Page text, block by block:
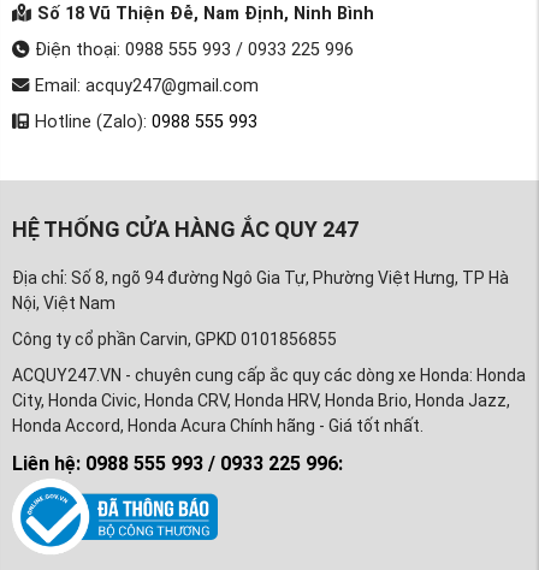
Số 18 Vũ Thiện Đễ, Nam Định, Ninh Bình
Điện thoại: 0988 555 993 / 0933 225 996
Email: acquy247@gmail.com
Hotline (Zalo): 0988 555 993
HỆ THỐNG CỬA HÀNG ẮC QUY 247
Địa chỉ: Số 8, ngõ 94 đường Ngô Gia Tự, Phường Việt Hưng, TP Hà
Nội, Việt Nam
Công ty cổ phần Carvin, GPKD 0101856855
ACQUY247.VN - chuyên cung cấp ắc quy các dòng xe Honda: Honda
City, Honda Civic, Honda CRV, Honda HRV, Honda Brio, Honda Jazz,
Honda Accord, Honda Acura Chính hãng - Giá tốt nhất.
Liên hệ: 0988 555 993 / 0933 225 996: